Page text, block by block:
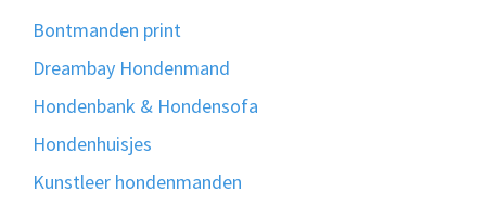
Bontmanden print
Dreambay Hondenmand
Hondenbank & Hondensofa
Hondenhuisjes
Kunstleer hondenmanden